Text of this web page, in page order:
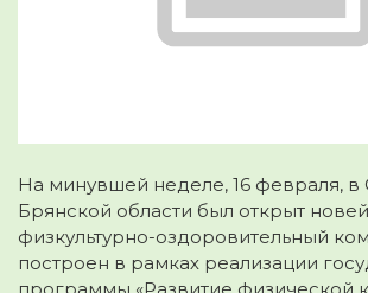
На минувшей неделе, 16 февраля, в
Брянской области был открыт
физкультурно-оздоровительный
построен в рамках реализации
программы «Развитие физической